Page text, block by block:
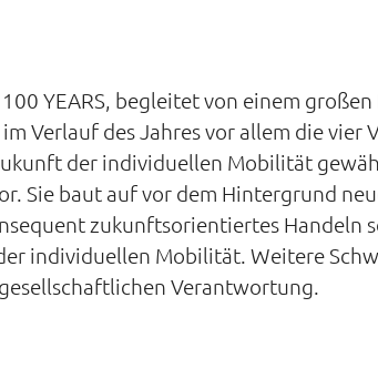
YEARS, begleitet von einem großen
Verlauf des Jahres vor allem die vier
der individuellen Mobilität
Sie baut auf vor dem Hintergrund
zukunftsorientiertes Handeln
individuellen Mobilität. Weitere
Verantwortung.